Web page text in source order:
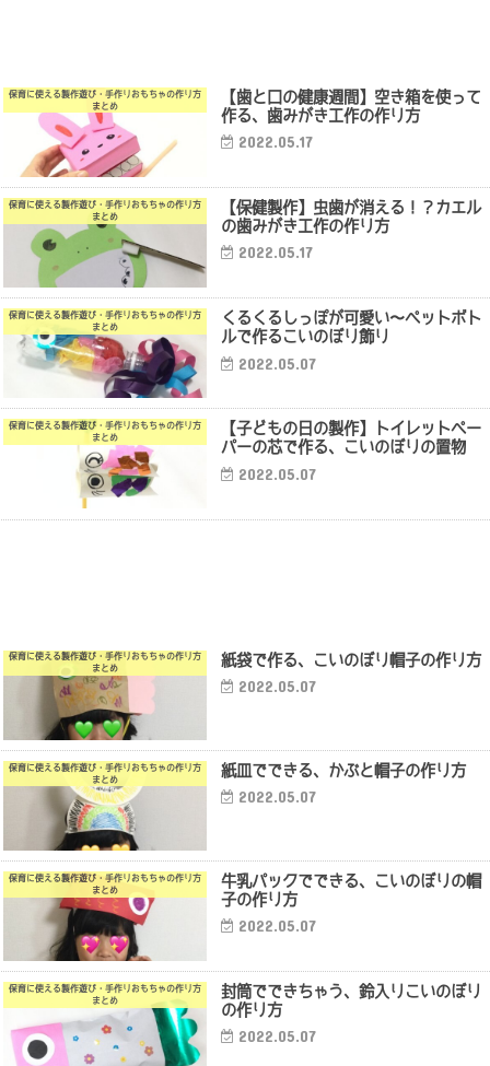
保育に使える製作遊び・手作りおもちゃの作り方
まとめ
【歯と口の健康週間】空き箱を使って
作る、歯みがき工作の作り方
2022.05.17
保育に使える製作遊び・手作りおもちゃの作り方
まとめ
【保健製作】虫歯が消える！？カエル
の歯みがき工作の作り方
2022.05.17
保育に使える製作遊び・手作りおもちゃの作り方
まとめ
くるくるしっぽが可愛い〜ペットボト
ルで作るこいのぼり飾り
2022.05.07
保育に使える製作遊び・手作りおもちゃの作り方
まとめ
【子どもの日の製作】トイレットペー
パーの芯で作る、こいのぼりの置物
2022.05.07
保育に使える製作遊び・手作りおもちゃの作り方
まとめ
紙袋で作る、こいのぼり帽子の作り方
2022.05.07
保育に使える製作遊び・手作りおもちゃの作り方
まとめ
紙皿でできる、かぶと帽子の作り方
2022.05.07
保育に使える製作遊び・手作りおもちゃの作り方
まとめ
牛乳パックでできる、こいのぼりの帽
子の作り方
2022.05.07
保育に使える製作遊び・手作りおもちゃの作り方
まとめ
封筒でできちゃう、鈴入りこいのぼり
の作り方
2022.05.07